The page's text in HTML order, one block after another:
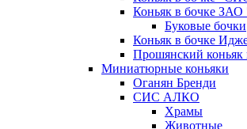
Коньяк в бочке
Буковые бочки
Коньяк в бочке
Прошянский коньяк
Миниатюрные коньяки
Оганян Бренди
СИС АЛКО
Храмы
Животные